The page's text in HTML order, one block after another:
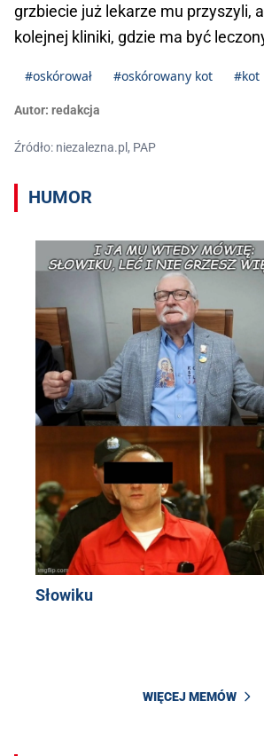
grzbiecie już lekarze mu przyszyli,
kolejnej kliniki, gdzie ma być
#oskórował #oskórowany kot #kot
Autor: redakcja
Źródło: niezalezna.pl, PAP
HUMOR
Słowiku
WIĘCEJ MEMÓW